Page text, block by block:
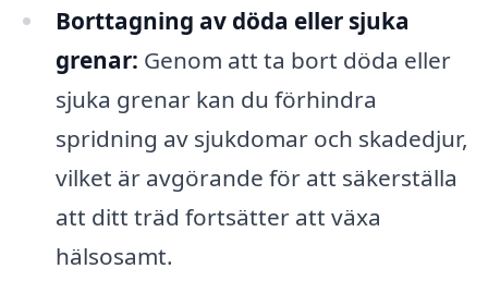
Borttagning av döda eller sjuka
grenar: Genom att ta bort döda eller
sjuka grenar kan du förhindra
spridning av sjukdomar och skadedjur,
vilket är avgörande för att säkerställa
att ditt träd fortsätter att växa
hälsosamt.